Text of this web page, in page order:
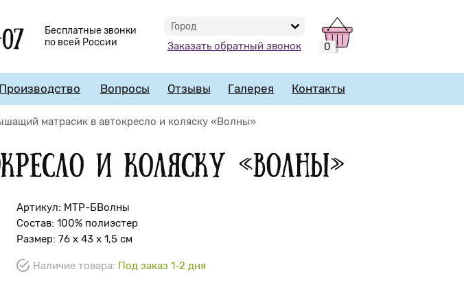
Бесплатные звонки
по всей России
Город
Заказать обратный звонок 0
Производство Вопросы Отзывы Галерея Контакты
матрасик в автокресло и коляску «Волны»
и коляску «Волны»
Артикул: МТР-БВолны
Состав: 100% полиэстер
Размер: 76 x 43 x 1,5 см
Наличие товара: Под заказ 1-2 дня